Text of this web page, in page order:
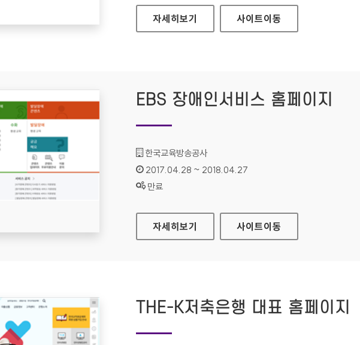
BYC 대표 홈페이지
자세히보기 사이트이동
EBS 장애인서비스 홈페이지
기관명 :
한국교육방송공사
인증기간 :
2017.04.28 ~ 2018.04.27
상태 :
만료
EBS 장애인서비스 홈페이지
자세히보기 사이트이동
THE-K저축은행 대표 홈페이지